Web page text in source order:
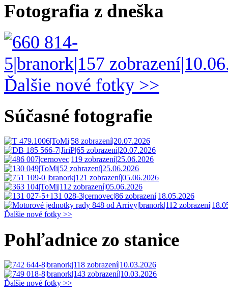
Fotografia z dneška
Ďalšie nové fotky >>
Súčasné fotografie
Ďalšie nové fotky >>
Pohľadnice zo stanice
Ďalšie nové fotky >>